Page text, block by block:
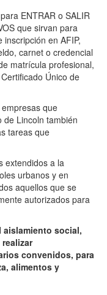
ENTRAR o SALIR
que sirvan para
en AFIP,
carnet o credencial
matrícula profesional,
Único de
que
de Lincoln también
tareas que
extendidos a la
urbanos y en
aquellos que se
autorizados para
aislamiento social,
convenidos, para
alimentos y